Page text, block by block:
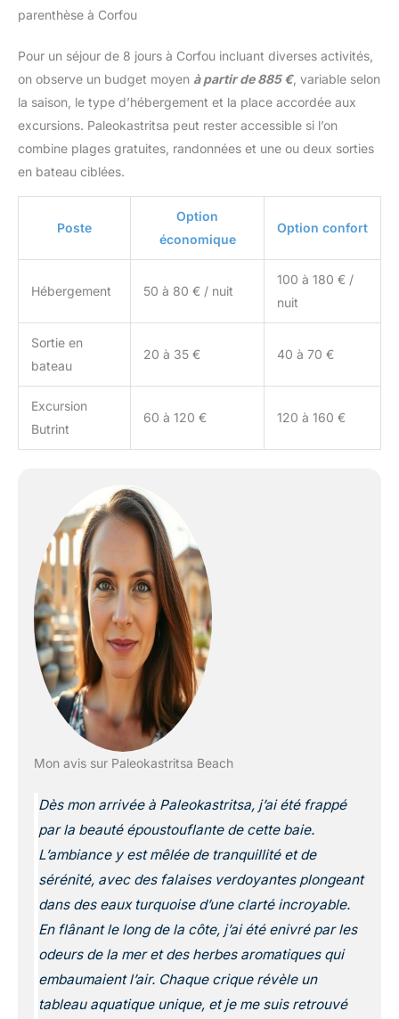
parenthèse à Corfou
Pour un séjour de 8 jours à Corfou incluant diverses activités,
on observe un budget moyen à partir de 885 €, variable selon
la saison, le type d’hébergement et la place accordée aux
excursions. Paleokastritsa peut rester accessible si l’on
combine plages gratuites, randonnées et une ou deux sorties
en bateau ciblées.
Poste
Option
économique
Option confort
Hébergement 50 à 80 € / nuit
100 à 180 € /
nuit
Sortie en
bateau
20 à 35 € 40 à 70 €
Excursion
Butrint
60 à 120 € 120 à 160 €
Mon avis sur Paleokastritsa Beach
Dès mon arrivée à Paleokastritsa, j’ai été frappé
par la beauté époustouflante de cette baie.
L’ambiance y est mêlée de tranquillité et de
sérénité, avec des falaises verdoyantes plongeant
dans des eaux turquoise d’une clarté incroyable.
En flânant le long de la côte, j’ai été enivré par les
odeurs de la mer et des herbes aromatiques qui
embaumaient l’air. Chaque crique révèle un
tableau aquatique unique, et je me suis retrouvé